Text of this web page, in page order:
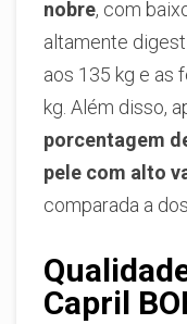
nobre, com
altamente
aos 135 kg e as
kg. Além disso,
porcentagem
pele com alto
comparada a
Capril